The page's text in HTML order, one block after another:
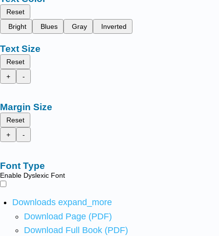
Reset
Bright
Blues Gray Inverted
Text Size
Reset
+
-
Margin Size
Reset
+
-
Font Type
Enable Dyslexic Font
Downloads expand_more
Download Page (PDF)
Download Full Book (PDF)